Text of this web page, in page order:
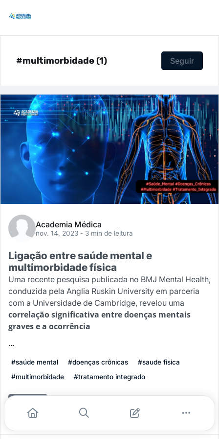
#multimorbidade (1) Seguir
Academia Médica
nov. 14, 2023 - 3 min de leitura
Ligação entre saúde mental e
multimorbidade física
Uma recente pesquisa publicada no BMJ Mental Health,
conduzida pela Anglia Ruskin University em parceria
com a Universidade de Cambridge, revelou uma
correlação significativa entre doenças mentais
graves e a ocorrência
...
#saúde mental #doenças crônicas
#saude fisica
#multimorbidade
#tratamento integrado
Leia mais